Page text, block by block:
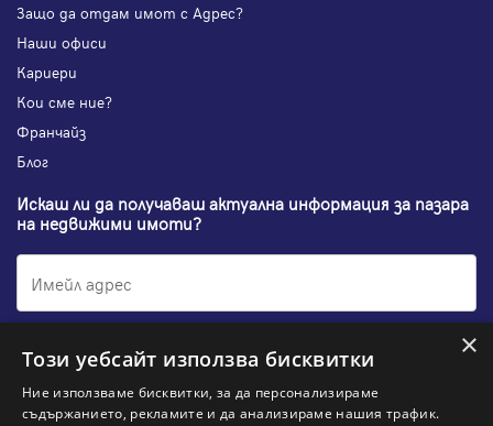
Защо да отдам имот с Адрес?
Наши офиси
Кариери
Кои сме ние?
Франчайз
Блог
Искаш ли да получаваш актуална информация за пазара
на недвижими имоти?
Абонирам се ×
Този уебсайт използва бисквитки
Ние използваме бисквитки, за да персонализираме
съдържанието, рекламите и да анализираме нашия трафик.